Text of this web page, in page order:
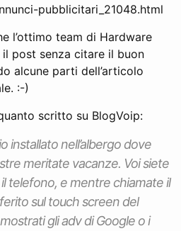
pubblicitari_21048.html
l’ottimo team di Hardware
post senza citare il buon
alcune parti dell’articolo
:-)
scritto su BlogVoip:
installato nell’albergo dove
meritate vacanze. Voi siete
il telefono, e mentre chiamate il
sul touch screen del
gli adv di Google o i